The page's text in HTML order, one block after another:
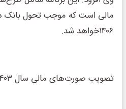
مالی است که موجب تحول بانک
۱۴۰۶خواهد شد.
تصویب صورت‌های مالی سال ۱۴۰۳